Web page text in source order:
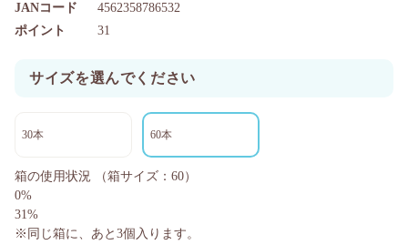
ポイント 31
JANコード 4562358786532
サイズを選んでください
30本 60本
箱の使用状況
（箱サイズ：60）
0%
31%
※同じ箱に、あと 3個入ります。